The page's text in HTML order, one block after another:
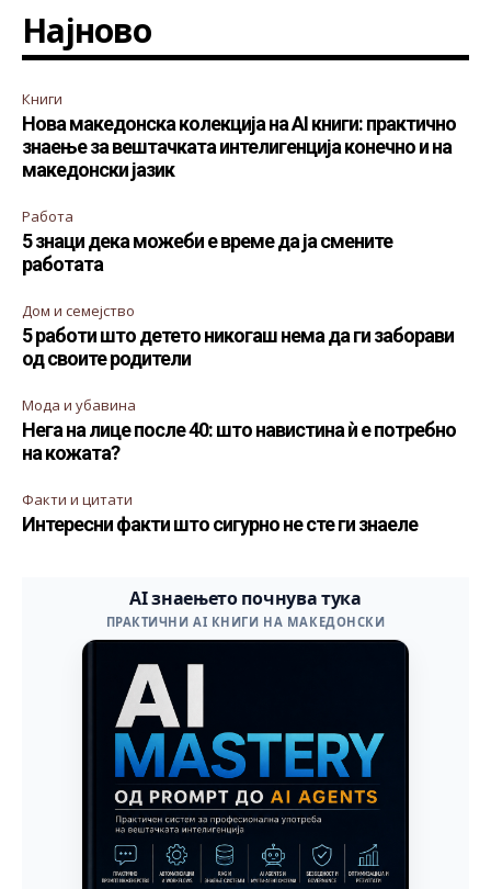
Најново
Книги
Нова македонска колекција на AI книги: практично
знаење за вештачката интелигенција конечно и на
македонски јазик
Работа
5 знаци дека можеби е време да ја смените
работата
Дом и семејство
5 работи што детето никогаш нема да ги заборави
од своите родители
Мода и убавина
Нега на лице после 40: што навистина ѝ е потребно
на кожата?
Факти и цитати
Интересни факти што сигурно не сте ги знаеле